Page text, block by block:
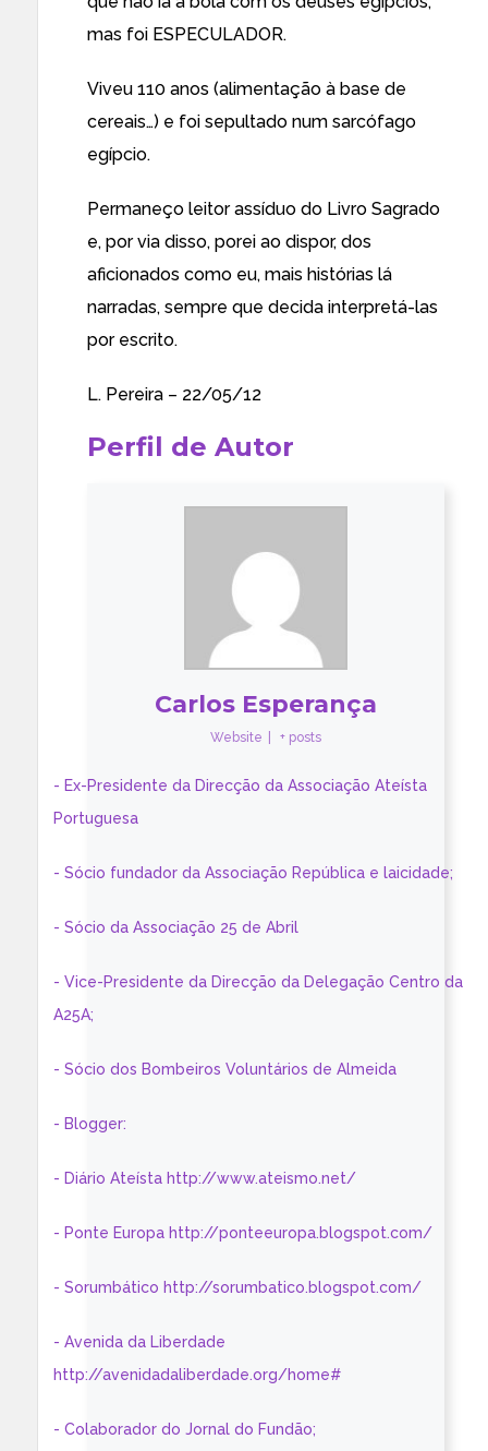
mas foi ESPECULADOR.
Viveu 110 anos (alimentação à base de
cereais…) e foi sepultado num sarcófago
egípcio.
Permaneço leitor assíduo do Livro Sagrado
e, por via disso, porei ao dispor, dos
aficionados como eu, mais histórias lá
narradas, sempre que decida interpretá-las
por escrito.
L. Pereira – 22/05/12
Perfil de Autor
Carlos Esperança
Website + posts
- Ex-Presidente da Direcção da Associação Ateísta
Portuguesa
- Sócio fundador da Associação República e laicidade;
- Sócio da Associação 25 de Abril
- Vice-Presidente da Direcção da Delegação Centro da
A25A;
- Sócio dos Bombeiros Voluntários de Almeida
- Blogger:
- Diário Ateísta http://www.ateismo.net/
- Ponte Europa http://ponteeuropa.blogspot.com/
- Sorumbático http://sorumbatico.blogspot.com/
- Avenida da Liberdade
http://avenidadaliberdade.org/home#
- Colaborador do Jornal do Fundão;